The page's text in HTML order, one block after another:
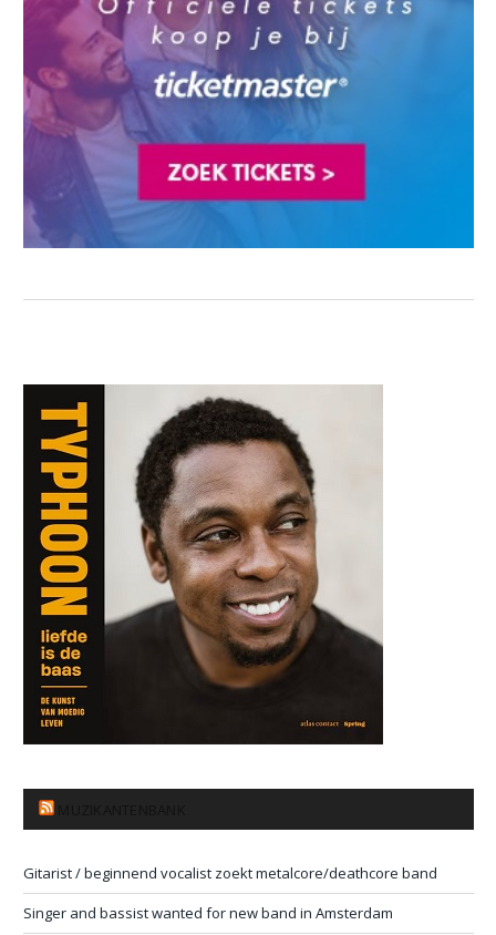
Gitarist / beginnend vocalist zoekt metalcore/deathcore band
Singer and bassist wanted for new band in Amsterdam